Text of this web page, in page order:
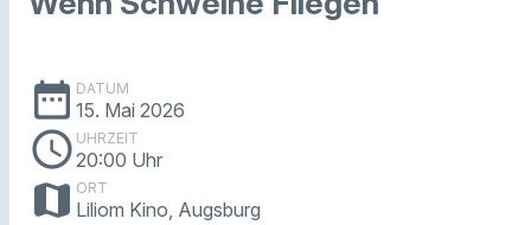
date_range DATUM
15. Mai 2026
schedule UHRZEIT
20:00 Uhr
map ORT
Liliom Kino, Augsburg